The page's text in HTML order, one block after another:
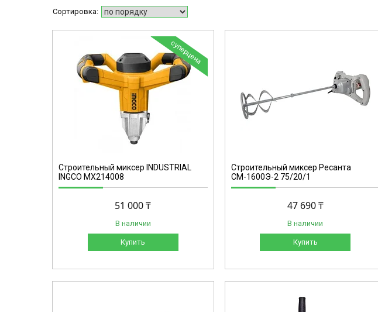
суперцена
Строительный миксер INDUSTRIAL
INGCO MX214008
51 000 ₸
В наличии
Купить
75/20/1
Строительный миксер Ресанта
СМ-1600Э-2 75/20/1
47 690 ₸
В наличии
Купить